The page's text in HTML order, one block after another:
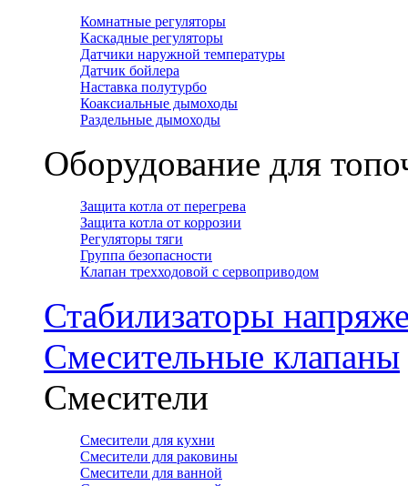
Комнатные регуляторы
Каскадные регуляторы
Датчики наружной температуры
Датчик бойлера
Наставка полутурбо
Коаксиальные дымоходы
Раздельные дымоходы
Оборудование для
Защита котла от перегрева
Защита котла от коррозии
Регуляторы тяги
Группа безопасности
Клапан трехходовой с сервоприводом
Стабилизаторы
Смесительные клапаны
Смесители
Смесители для кухни
Смесители для раковины
Смесители для ванной